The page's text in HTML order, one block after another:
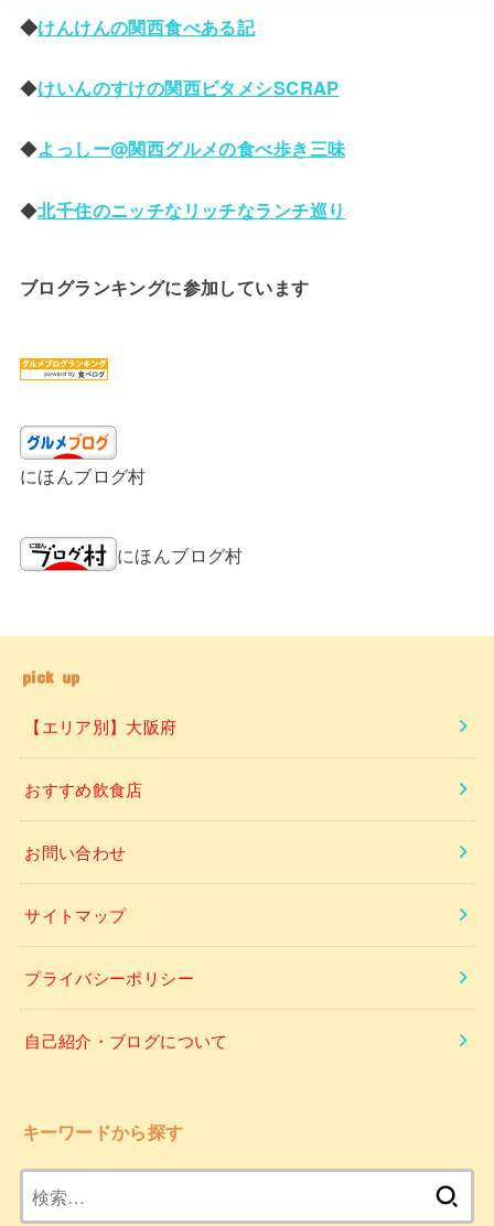
◆けんけんの関西食べある記
◆けいんのすけの関西ビタメシSCRAP
◆よっしー@関西グルメの食べ歩き三味
◆北千住のニッチなリッチなランチ巡り
ブログランキングに参加しています
にほんブログ村
にほんブログ村
pick up
【エリア別】大阪府
おすすめ飲食店
お問い合わせ
サイトマップ
プライバシーポリシー
自己紹介・ブログについて
キーワードから探す